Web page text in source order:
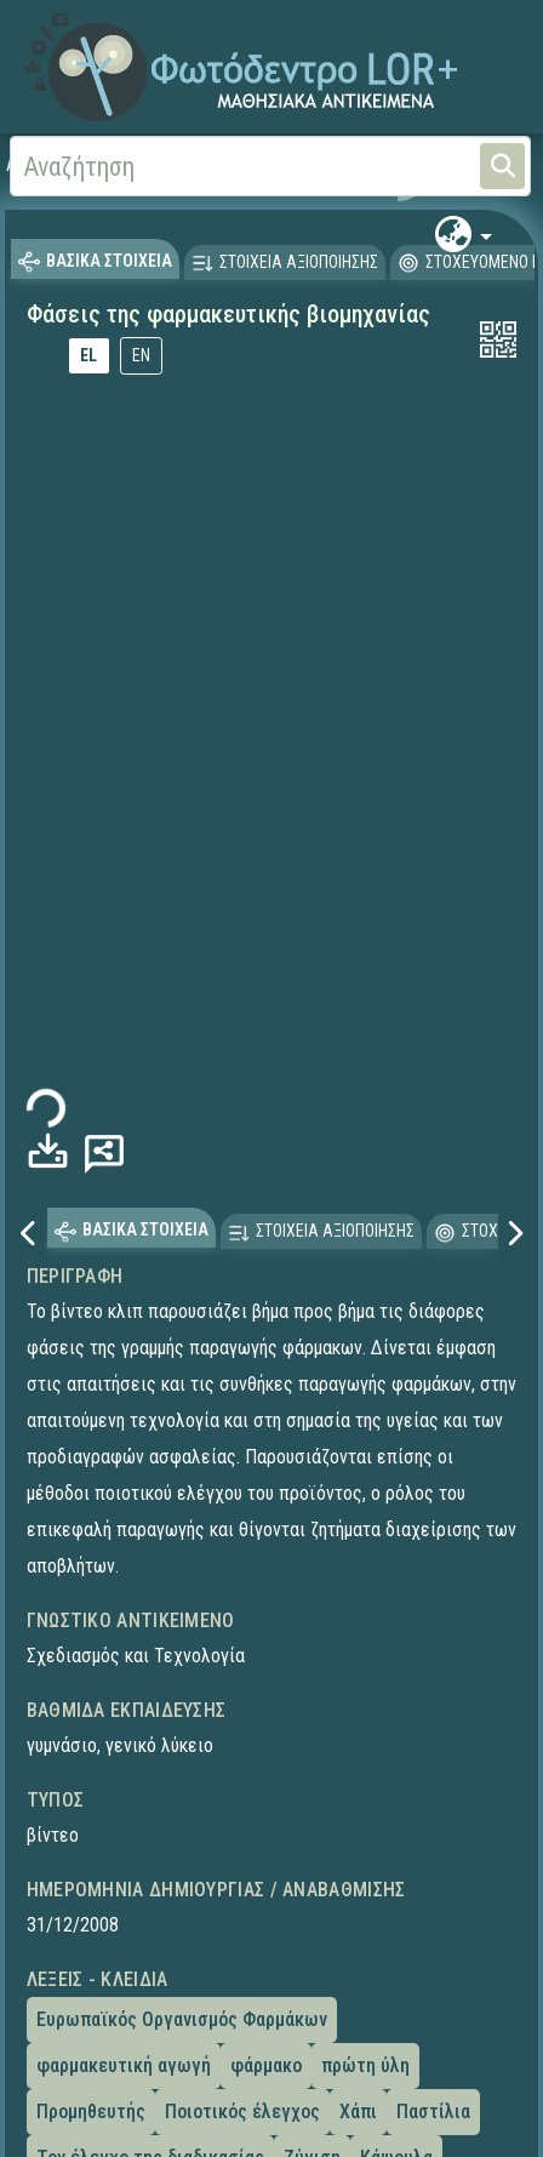
Αρχική
ΒΑΣΙΚΑ ΣΤΟΙΧΕΙΑ ΣΤΟΙΧΕΙΑ ΑΞΙΟΠΟΙΗΣΗΣ ΣΤΟΧΕΥΟΜΕΝΟ
Φάσεις της φαρμακευτικής βιομηχανίας
EL EN
ΒΑΣΙΚΑ ΣΤΟΙΧΕΙΑ ΣΤΟΙΧΕΙΑ ΑΞΙΟΠΟΙΗΣΗΣ
ΠΕΡΙΓΡΑΦΉ
Το βίντεο κλιπ παρουσιάζει βήμα προς βήμα τις διάφορες
φάσεις της γραμμής παραγωγής φάρμακων. Δίνεται έμφαση
στις απαιτήσεις και τις συνθήκες παραγωγής φαρμάκων, στην
απαιτούμενη τεχνολογία και στη σημασία της υγείας και των
προδιαγραφών ασφαλείας. Παρουσιάζονται επίσης οι
μέθοδοι ποιοτικού ελέγχου του προϊόντος, ο ρόλος του
επικεφαλή παραγωγής και θίγονται ζητήματα διαχείρισης των
αποβλήτων.
ΓΝΩΣΤΙΚΌ ΑΝΤΙΚΕΊΜΕΝΟ
Σχεδιασμός και Τεχνολογία
ΒΑΘΜΊΔΑ ΕΚΠΑΊΔΕΥΣΗΣ
γυμνάσιο, γενικό λύκειο
ΤΎΠΟΣ
βίντεο
ΗΜΕΡΟΜΗΝΊΑ ΔΗΜΙΟΥΡΓΊΑΣ / ΑΝΑΒΆΘΜΙΣΗΣ
31/12/2008
ΛΈΞΕΙΣ - ΚΛΕΙΔΙΆ
Ευρωπαϊκός Οργανισμός Φαρμάκων
φαρμακευτική αγωγή
φάρμακο
πρώτη ύλη
Προμηθευτής
Ποιοτικός έλεγχος Χάπι
Παστίλια